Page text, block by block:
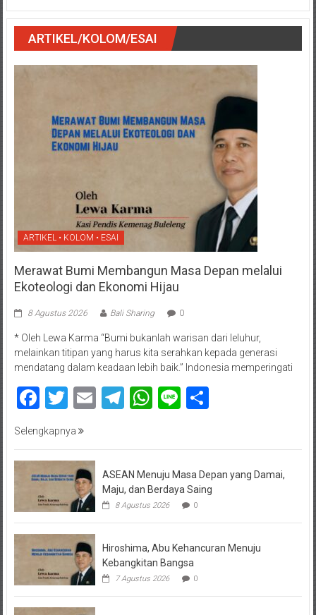
ARTIKEL/KOLOM/ESAI
ARTIKEL • KOLOM • ESAI
Merawat Bumi Membangun Masa Depan melalui
Ekoteologi dan Ekonomi Hijau
8 Agustus 2026 Bali Sharing 0
* Oleh Lewa Karma “Bumi bukanlah warisan dari leluhur,
melainkan titipan yang harus kita serahkan kepada generasi
mendatang dalam keadaan lebih baik.” Indonesia memperingati
Facebook
Twitter
EmailTelegram
WhatsApp
LineShare
Selengkapnya
ASEAN Menuju Masa Depan yang Damai,
Maju, dan Berdaya Saing
8 Agustus 2026 0
Hiroshima, Abu Kehancuran Menuju
Kebangkitan Bangsa
7 Agustus 2026 0